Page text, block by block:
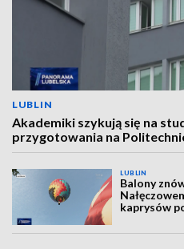
LUBLIN
Akademiki szykują się na
przygotowania na
LUBLIN
Balony
kaprysów